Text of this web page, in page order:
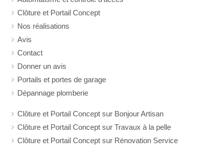
Clôture et Portail Concept
Nos réalisations
Avis
Contact
Donner un avis
Portails et portes de garage
Dépannage plomberie
Clôture et Portail Concept sur Bonjour Artisan
Clôture et Portail Concept sur Travaux à la pelle
Clôture et Portail Concept sur Rénovation Service